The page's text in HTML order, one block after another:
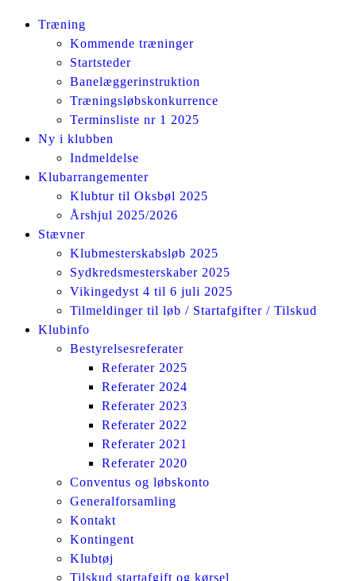
Facebook
InstagramTræning
Kommende træninger
Startsteder
Banelæggerinstruktion
Træningsløbskonkurrence
Terminsliste nr 1 2025
Ny i klubben
Indmeldelse
Klubarrangementer
Klubtur til Oksbøl 2025
Årshjul 2025/2026
Stævner
Klubmesterskabsløb 2025
Sydkredsmesterskaber 2025
Vikingedyst 4 til 6 juli 2025
Tilmeldinger til løb / Startafgifter / Tilskud
Klubinfo
Bestyrelsesreferater
Referater 2025
Referater 2024
Referater 2023
Referater 2022
Referater 2021
Referater 2020
Conventus og løbskonto
Generalforsamling
Kontakt
Kontingent
Klubtøj
Tilskud startafgift og kørsel